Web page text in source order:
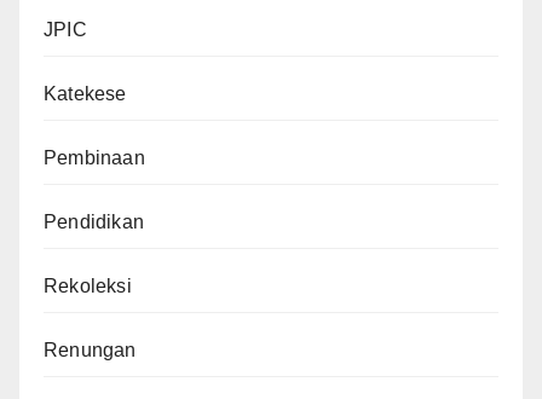
JPIC
Katekese
Pembinaan
Pendidikan
Rekoleksi
Renungan